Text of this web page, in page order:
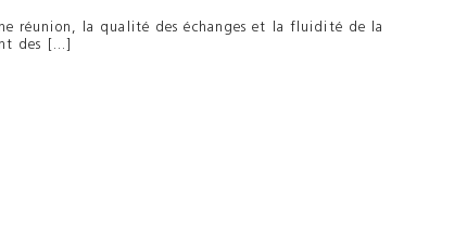
réunion, la qualité des échanges et la fluidité de la
des [...]